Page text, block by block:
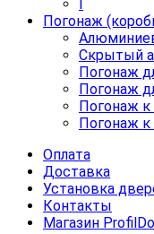
I
Погонаж
Скрытый
Погонаж
Погонаж
Погонаж к
Погонаж к
Оплата
Доставка
Установка
Контакты
Магазин